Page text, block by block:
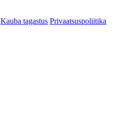
Kauba tagastus Privaatsuspoliitika